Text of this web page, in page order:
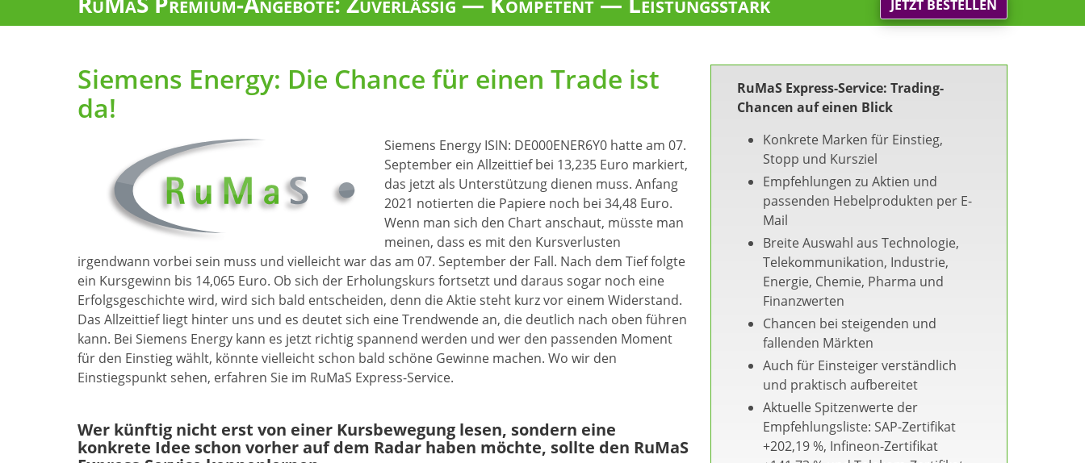
JETZT BESTELLEN
Siemens Energy: Die Chance für einen Trade ist
da!
Siemens Energy ISIN: DE000ENER6Y0 hatte am 07.
September ein Allzeittief bei 13,235 Euro markiert,
das jetzt als Unterstützung dienen muss. Anfang
2021 notierten die Papiere noch bei 34,48 Euro.
Wenn man sich den Chart anschaut, müsste man
meinen, dass es mit den Kursverlusten
irgendwann vorbei sein muss und vielleicht war das am 07. September der Fall. Nach dem Tief folgte
ein Kursgewinn bis 14,065 Euro. Ob sich der Erholungskurs fortsetzt und daraus sogar noch eine
Erfolgsgeschichte wird, wird sich bald entscheiden, denn die Aktie steht kurz vor einem Widerstand.
Das Allzeittief liegt hinter uns und es deutet sich eine Trendwende an, die deutlich nach oben führen
kann. Bei Siemens Energy kann es jetzt richtig spannend werden und wer den passenden Moment
für den Einstieg wählt, könnte vielleicht schon bald schöne Gewinne machen. Wo wir den
Einstiegspunkt sehen, erfahren Sie im RuMaS Express-Service.
Wer künftig nicht erst von einer Kursbewegung lesen, sondern eine
konkrete Idee schon vorher auf dem Radar haben möchte, sollte den RuMaS
RuMaS Express-Service: Trading-
Chancen auf einen Blick
Konkrete Marken für Einstieg,
Stopp und Kursziel
Empfehlungen zu Aktien und
passenden Hebelprodukten per E-
Mail
Breite Auswahl aus Technologie,
Telekommunikation, Industrie,
Energie, Chemie, Pharma und
Finanzwerten
Chancen bei steigenden und
fallenden Märkten
Auch für Einsteiger verständlich
und praktisch aufbereitet
Aktuelle Spitzenwerte der
Empfehlungsliste: SAP-Zertifikat
+202,19 %, Infineon-Zertifikat